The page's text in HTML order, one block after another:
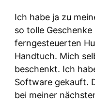
Ich habe ja zu
so tolle
ferngesteuerten
Handtuch. Mich
beschenkt. Ich
Software gekauft.
bei meiner